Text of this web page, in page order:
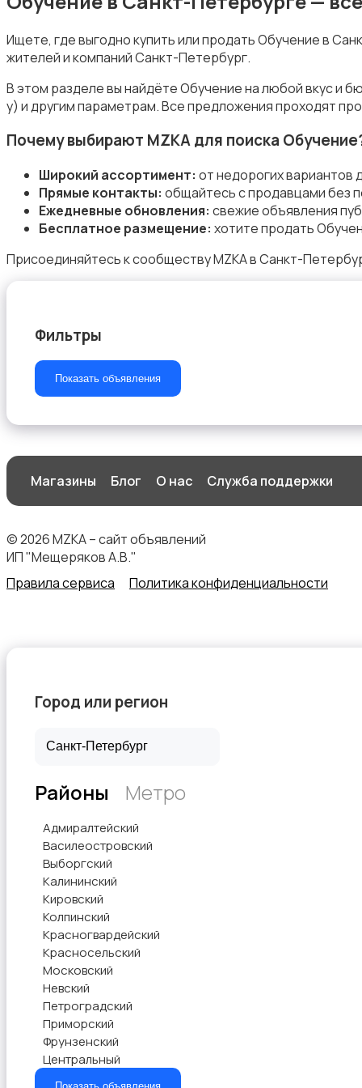
Автоуслуги
Организация праздников
Фото- и видеосъемка
Продукты питания
Уход за животными
Другое
Ищете, где выгодно купить или продать Обучение в
жителей и компаний Санкт-Петербург.
В этом разделе вы найдёте Обучение на любой вкус и
у) и другим параметрам. Все предложения проходят
Почему выбирают MZKA для поиска
Широкий ассортимент: от недорогих
Прямые контакты: общайтесь с продавцами без
Ежедневные обновления: свежие объявления
Бесплатное размещение: хотите продать
Присоединяйтесь к сообществу MZKA в Санкт-
Фильтры
Показать объявления
Магазины Блог О нас Служба поддержки
© 2026 MZKA – сайт объявлений
ИП "Мещеряков А.В."
Правила сервиса
Политика конфиденциальности
Город или регион
Районы Метро
Адмиралтейский
Василеостровский
Выборгский
Калининский
Кировский
Колпинский
Красногвардейский
Красносельский
Московский
Невский
Петроградский
Приморский
Фрунзенский
Центральный